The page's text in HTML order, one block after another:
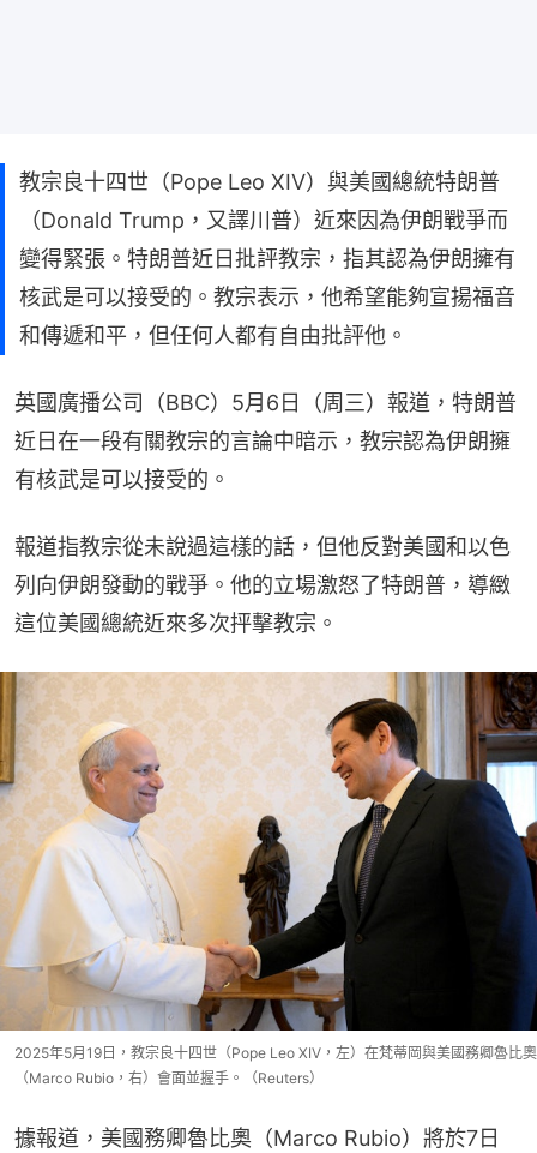
教宗良十四世（Pope Leo XIV）與美國總統特朗普
（Donald Trump，又譯川普）近來因為伊朗戰爭而
變得緊張。特朗普近日批評教宗，指其認為伊朗擁有
核武是可以接受的。教宗表示，他希望能夠宣揚福音
和傳遞和平，但任何人都有自由批評他。
英國廣播公司（BBC）5月6日（周三）報道，特朗普
近日在一段有關教宗的言論中暗示，教宗認為伊朗擁
有核武是可以接受的。
報道指教宗從未說過這樣的話，但他反對美國和以色
列向伊朗發動的戰爭。他的立場激怒了特朗普，導緻
這位美國總統近來多次抨擊教宗。
2025年5月19日，教宗良十四世（Pope Leo XIV，左）在梵蒂岡與美國務卿魯比奧
（Marco Rubio，右）會面並握手。（Reuters）
據報道，美國務卿魯比奧（Marco Rubio）將於7日